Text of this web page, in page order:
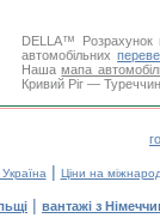
DELLA™
Розрахунок
автомобільних
Нашамапа
Кривий Ріг —
| Ціни на
| вантажі з